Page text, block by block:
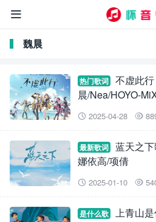

魏晨
热门歌词
不虚此
晨/Nea/HOYO-
 2025-04-28 
最新歌词
蓝天之
娜依高/项倩
 2025-01-10 
是什么歌 上青山